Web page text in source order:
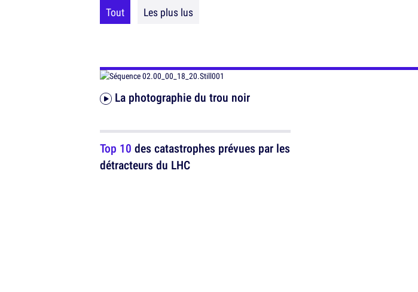
Tout Les plus lus
La photographie du trou noir
Top 10 des catastrophes prévues par les
détracteurs du LHC